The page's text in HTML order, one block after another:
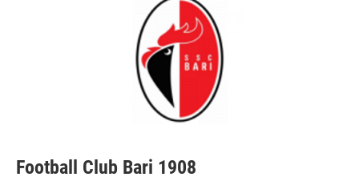
Football Club Bari 1908